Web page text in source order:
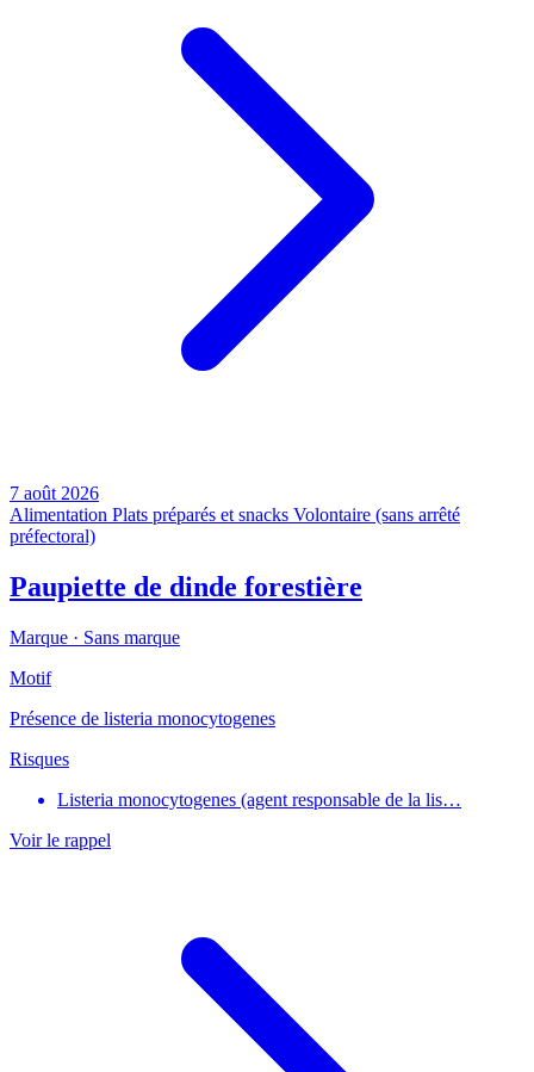
7 août 2026
Alimentation Plats préparés et snacks Volontaire (sans arrêté
préfectoral)
Paupiette de dinde forestière
Marque · Sans marque
Motif
Présence de listeria monocytogenes
Risques
Listeria monocytogenes (agent responsable de la lis…
Voir le rappel